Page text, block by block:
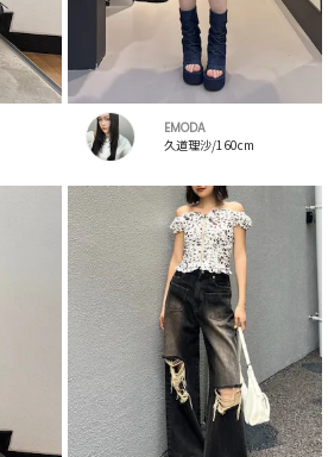
EMODA
久道理沙/160cm